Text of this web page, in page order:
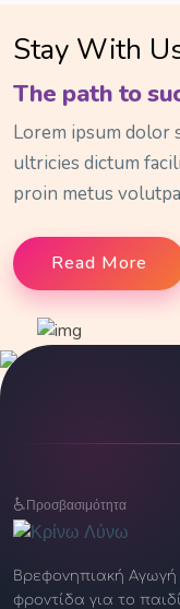
Stay With
The path to
Lorem ipsum dolor
ultricies dictum
proin metus
Read More
♿Προσβασιμότητα
Βρεφονηπιακή Αγωγή
φροντίδα για το παιδί